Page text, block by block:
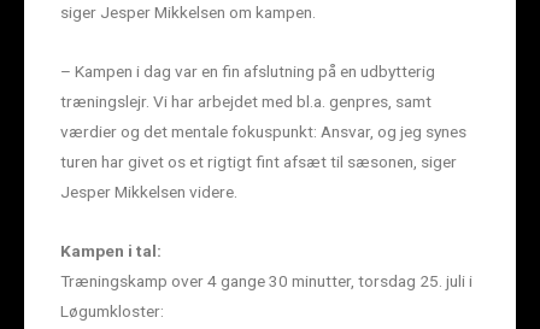
siger Jesper Mikkelsen om kampen.
– Kampen i dag var en fin afslutning på en udbytterig
træningslejr. Vi har arbejdet med bl.a. genpres, samt
værdier og det mentale fokuspunkt: Ansvar, og jeg synes
turen har givet os et rigtigt fint afsæt til sæsonen, siger
Jesper Mikkelsen videre.
Kampen i tal:
Træningskamp over 4 gange 30 minutter, torsdag 25. juli i
Løgumkloster: